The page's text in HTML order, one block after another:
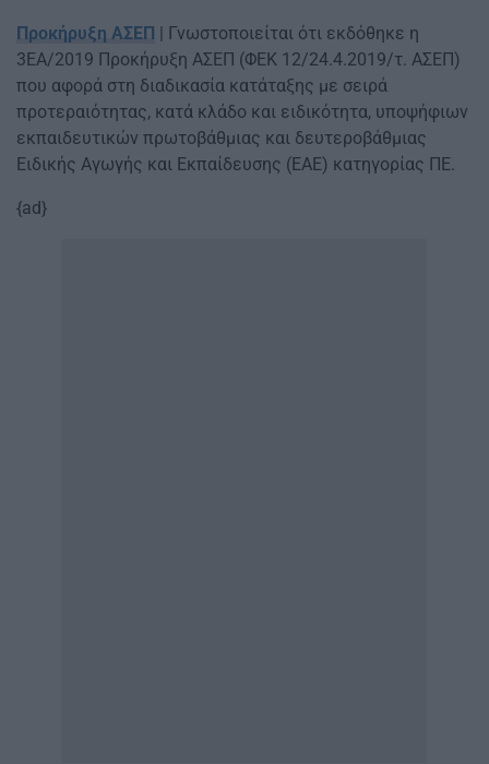
Προκήρυξη ΑΣΕΠ
| Γνωστοποιείται ότι εκδόθηκε η
3ΕΑ/2019 Προκήρυξη ΑΣΕΠ (ΦΕΚ 12/24.4.2019/τ. ΑΣΕΠ)
που αφορά στη διαδικασία κατάταξης με σειρά
προτεραιότητας, κατά κλάδο και ειδικότητα, υποψήφιων
εκπαιδευτικών πρωτοβάθμιας και δευτεροβάθμιας
Ειδικής Αγωγής και Εκπαίδευσης (ΕΑΕ) κατηγορίας ΠΕ.
{ad}